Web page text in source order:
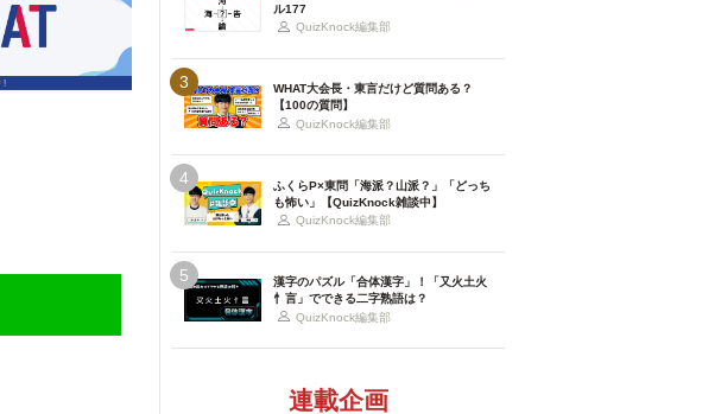
ル177
QuizKnock編集部
3
WHAT大会長・東言だけど質問ある？
【100の質問】
QuizKnock編集部
4
ふくらP×東問「海派？山派？」「どっち
も怖い」【QuizKnock雑談中】
QuizKnock編集部
5
漢字のパズル「合体漢字」！「又火土火
忄言」でできる二字熟語は？
QuizKnock編集部
連載企画